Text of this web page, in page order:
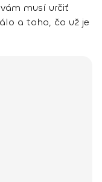
musí určiť
a toho, čo už je